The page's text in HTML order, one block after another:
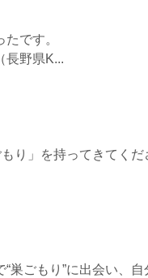
です。
り」を持ってきてくだ
巣ごもり”に出会い、自